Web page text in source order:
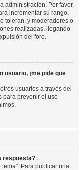
administración. Por favor,
incrementar su rango.
toleran, y moderadores o
realizadas, llegando
del foro.
usuario, ¡me pide que
usuarios a través del
para prevenir el uso
respuesta?
Para publicar una